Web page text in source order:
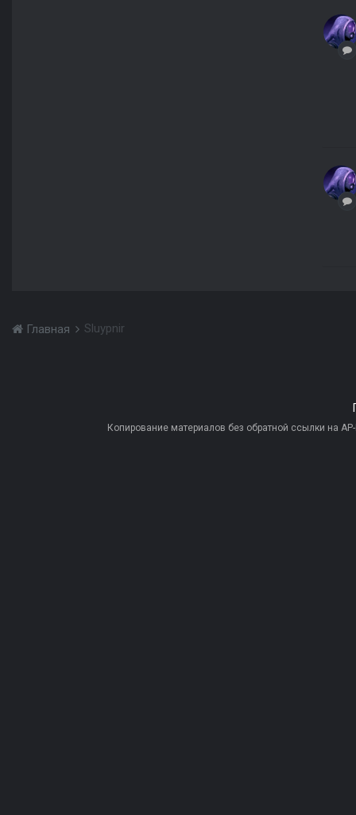
Главная Sluypnir
Копирование материалов без обратной ссылки на